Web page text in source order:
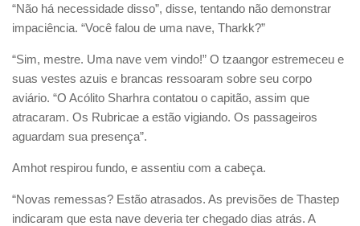
“Não há necessidade disso”, disse, tentando não demonstrar
impaciência. “Você falou de uma nave, Tharkk?”
“Sim, mestre. Uma nave vem vindo!” O tzaangor estremeceu e
suas vestes azuis e brancas ressoaram sobre seu corpo
aviário. “O Acólito Sharhra contatou o capitão, assim que
atracaram. Os Rubricae a estão vigiando. Os passageiros
aguardam sua presença”.
Amhot respirou fundo, e assentiu com a cabeça.
“Novas remessas? Estão atrasados. As previsões de Thastep
indicaram que esta nave deveria ter chegado dias atrás. A